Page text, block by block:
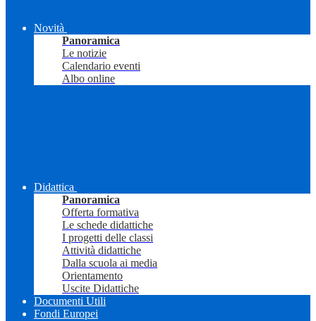
Novità
Panoramica
Le notizie
Calendario eventi
Albo online
Didattica
Panoramica
Offerta formativa
Le schede didattiche
I progetti delle classi
Attività didattiche
Dalla scuola ai media
Orientamento
Uscite Didattiche
Documenti Utili
Fondi Europei